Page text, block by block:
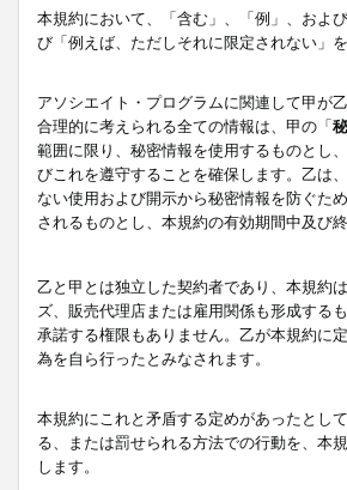
本規約において、「含む」、「例」、およ
び「例えば、ただしそれに限定されない」を
アソシエイト・プログラムに関連して甲が
合理的に考えられる全ての情報は、甲の「
範囲に限り、秘密情報を使用するものとし
びこれを遵守することを確保します。乙は
ない使用および開示から秘密情報を防ぐた
されるものとし、本規約の有効期間中及び
乙と甲とは独立した契約者であり、本規約
ズ、販売代理店または雇用関係も形成する
承諾する権限もありません。乙が本規約に
為を自ら行ったとみなされます。
本規約にこれと矛盾する定めがあったとし
る、または罰せられる方法での行動を、本
します。